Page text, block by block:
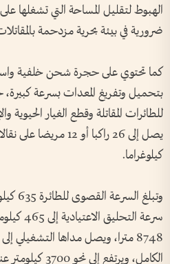
الهبوط لتقليل المساحة التي تشغلها
ضرورية في بيئة بحرية مزدحمة
كما تحتوي على حجرة شحن خلفية
بتحميل وتفريغ المعدات بسرعة
للطائرات المقاتلة وقطع الغيار الحيوية
كيلوغراما.
وتبلغ
سرعة
الكامل، ويرتفع إلى نحو 3700 كيلومتر عند الطيران دون حمولة.